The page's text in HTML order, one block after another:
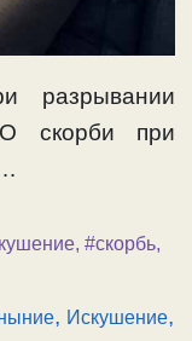
разрывании
О скорби при
, #скорбь,
, Искушение,